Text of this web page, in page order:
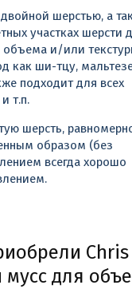
шерстью, а
участках шерсти
объема и/или
как ши-тцу,
подходит для всех
т.п.
шерсть,
образом (без
всегда хорошо
для